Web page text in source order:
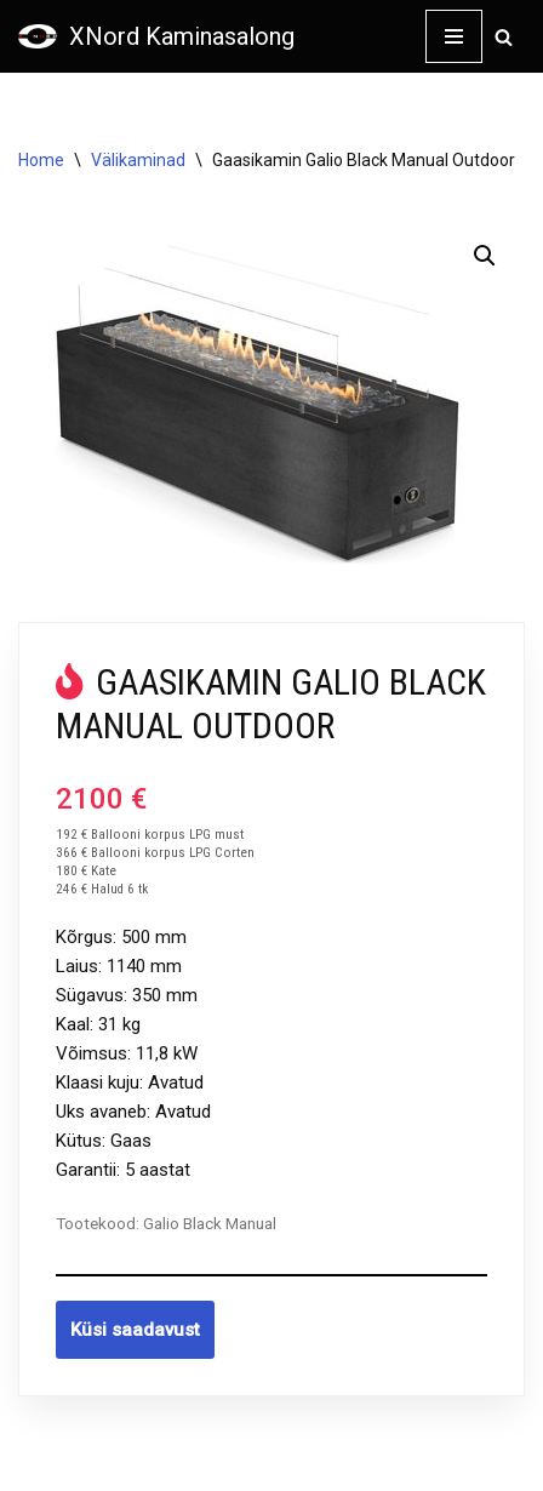
XNord Kaminasalong
Home \ Välikaminad \ Gaasikamin Galio Black Manual Outdoor
GAASIKAMIN GALIO BLACK
MANUAL OUTDOOR
2100 €
192 € Ballooni korpus LPG must
366 € Ballooni korpus LPG Corten
180 € Kate
246 € Halud 6 tk
Kõrgus: 500 mm
Laius: 1140 mm
Sügavus: 350 mm
Kaal: 31 kg
Võimsus: 11,8 kW
Klaasi kuju: Avatud
Uks avaneb: Avatud
Kütus: Gaas
Garantii: 5 aastat
Tootekood: Galio Black Manual
Küsi saadavust